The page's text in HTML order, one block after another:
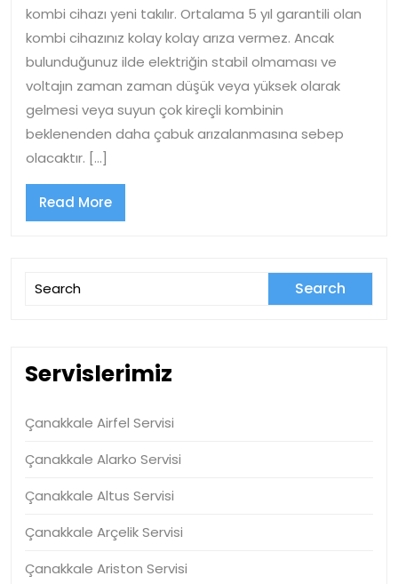
kombi cihazı yeni takılır. Ortalama 5 yıl garantili olan
kombi cihazınız kolay kolay arıza vermez. Ancak
bulunduğunuz ilde elektriğin stabil olmaması ve
voltajın zaman zaman düşük veya yüksek olarak
gelmesi veya suyun çok kireçli kombinin
beklenenden daha çabuk arızalanmasına sebep
olacaktır. […]
Read MoreRead
More
Search
Servislerimiz
Çanakkale Airfel Servisi
Çanakkale Alarko Servisi
Çanakkale Altus Servisi
Çanakkale Arçelik Servisi
Çanakkale Ariston Servisi